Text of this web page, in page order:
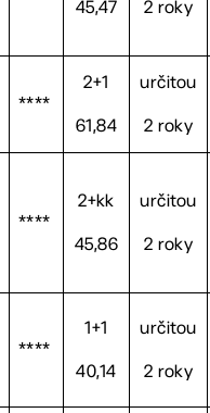
45,47 2 roky
****
2+1
61,84
určitou
2 roky
****
2+kk
45,86
určitou
2 roky
****
1+1
40,14
určitou
2 roky